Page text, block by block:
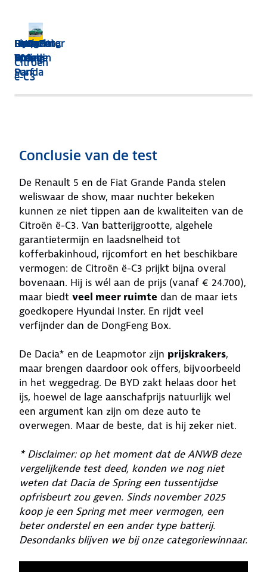
Testwinnaar
Citroën
ë-C3
Dacia
Spring
Leapmotor
T03
BYD
Dolphin
Surf
DongFeng
Box
Hyundai
Inster
Fiat
Grande
Panda
Renault
5
Conclusie van de test
De Renault 5 en de Fiat Grande Panda stelen
weliswaar de show, maar nuchter bekeken
kunnen ze niet tippen aan de kwaliteiten van de
Citroën ë-C3. Van batterijgrootte, algehele
garantietermijn en laadsnelheid tot
kofferbakinhoud, rijcomfort en het beschikbare
vermogen: de Citroën ë-C3 prijkt bijna overal
bovenaan. Hij is wél aan de prijs (vanaf € 24.700),
maar biedt veel meer ruimte dan de maar iets
goedkopere Hyundai Inster. En rijdt veel
verfijnder dan de DongFeng Box.
De Dacia* en de Leapmotor zijn prijskrakers,
maar brengen daardoor ook offers, bijvoorbeeld
in het weggedrag. De BYD zakt helaas door het
ijs, hoewel de lage aanschafprijs natuurlijk wel
een argument kan zijn om deze auto te
overwegen. Maar de beste, dat is hij zeker niet.
* Disclaimer: op het moment dat de ANWB deze
vergelijkende test deed, konden we nog niet
weten dat Dacia de Spring een tussentijdse
opfrisbeurt zou geven. Sinds november 2025
koop je een Spring met meer vermogen, een
beter onderstel en een ander type batterij.
Desondanks blijven we bij onze categoriewinnaar.